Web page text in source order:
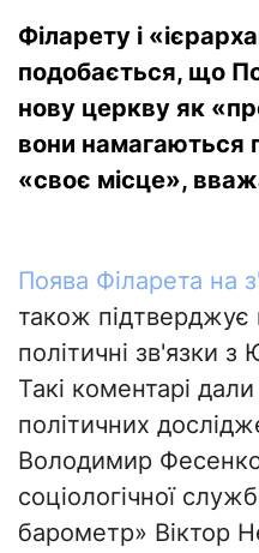
Філарету і
подобається, що
нову церкву як
вони намагаються
«своє місце»,
Поява Філарета на
також підтверджує
політичні зв'язки
Такі коментарі
політичних
Володимир
соціологічної
барометр» Віктор